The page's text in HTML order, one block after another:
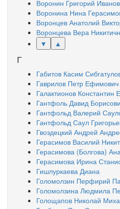
Воронин Григорий
Воронина Нина
Воронцев Анатолий
Воронцева Вера
▼
▲
Г
Габитов Касим
Гаврилов Петр Ефимович
Галактионов Константин
Гантфоль Давид
Гантфольд Валерий
Гантфольд Саул
Гвоздецкий Андрей
Герасимов Василий
Герасимова (Болгова)
Герасимова Ирина
Гишлуркаева Диана
Голомолзин Перфирий
Голомолзина Людмила
Голощапов Николай